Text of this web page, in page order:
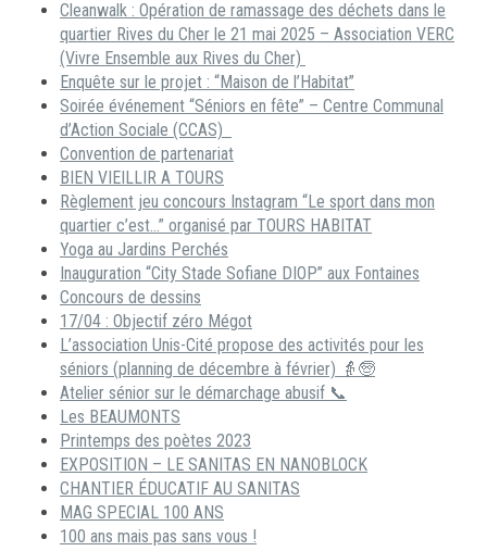
Cleanwalk : Opération de ramassage des déchets dans le
quartier Rives du Cher le 21 mai 2025 – Association VERC
(Vivre Ensemble aux Rives du Cher)
Enquête sur le projet : “Maison de l’Habitat”
Soirée événement “Séniors en fête” – Centre Communal
d’Action Sociale (CCAS)
Convention de partenariat
BIEN VIEILLIR A TOURS
Règlement jeu concours Instagram “Le sport dans mon
quartier c’est…” organisé par TOURS HABITAT
Yoga au Jardins Perchés
Inauguration “City Stade Sofiane DIOP” aux Fontaines
Concours de dessins
17/04 : Objectif zéro Mégot
L’association Unis-Cité propose des activités pour les
séniors (planning de décembre à février) 👵🧓
Atelier sénior sur le démarchage abusif 📞
Les BEAUMONTS
Printemps des poètes 2023
EXPOSITION – LE SANITAS EN NANOBLOCK
CHANTIER ÉDUCATIF AU SANITAS
MAG SPECIAL 100 ANS
100 ans mais pas sans vous !